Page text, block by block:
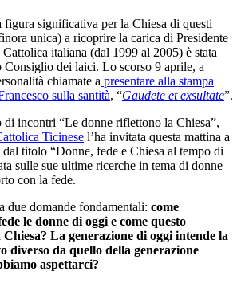
figura significativa per la Chiesa di questi
unica) a ricoprire la carica di Presidente
italiana (dal 1999 al 2005) è stata
dei laici. Lo scorso 9 aprile, a
chiamate a presentare alla stampa
sulla santità, “Gaudete et exsultate”.
incontri “Le donne riflettono la Chiesa”,
Ticinese l’ha invitata questa mattina a
dal titolo “Donne, fede e Chiesa al tempo di
sulle sue ultime ricerche in tema di donne
con la fede.
due domande fondamentali: come
le donne di oggi e come questo
La generazione di oggi intende la
diverso da quello della generazione
aspettarci?